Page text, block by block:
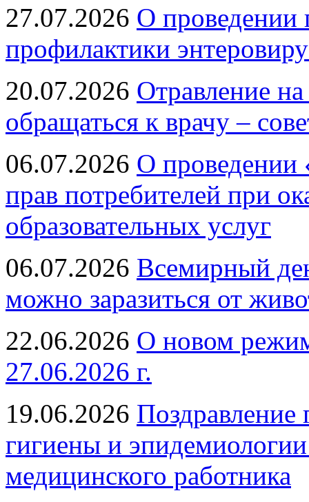
27.07.2026 О проведении
профилактики
20.07.2026 Отравление
обращаться к врачу –
06.07.2026 О проведении
прав потребителей при
образовательных услуг
06.07.2026 Всемирный
можно заразиться от
22.06.2026 О новом
27.06.2026 г.
19.06.2026 Поздравление
гигиены и
медицинского работника